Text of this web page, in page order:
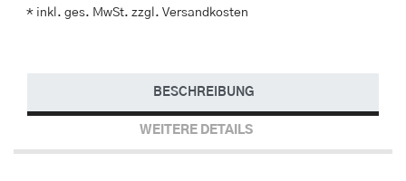
* inkl. ges. MwSt. zzgl. Versandkosten
BESCHREIBUNG
WEITERE DETAILS